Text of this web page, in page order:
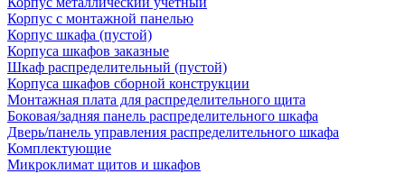
Корпус с монтажной панелью
Корпус шкафа (пустой)
Корпуса шкафов заказные
Шкаф распределительный (пустой)
Корпуса шкафов сборной конструкции
Монтажная плата для распределительного щита
Боковая/задняя панель распределительного шкафа
Дверь/панель управления распределительного шкафа
Комплектующие
Микроклимат щитов и шкафов